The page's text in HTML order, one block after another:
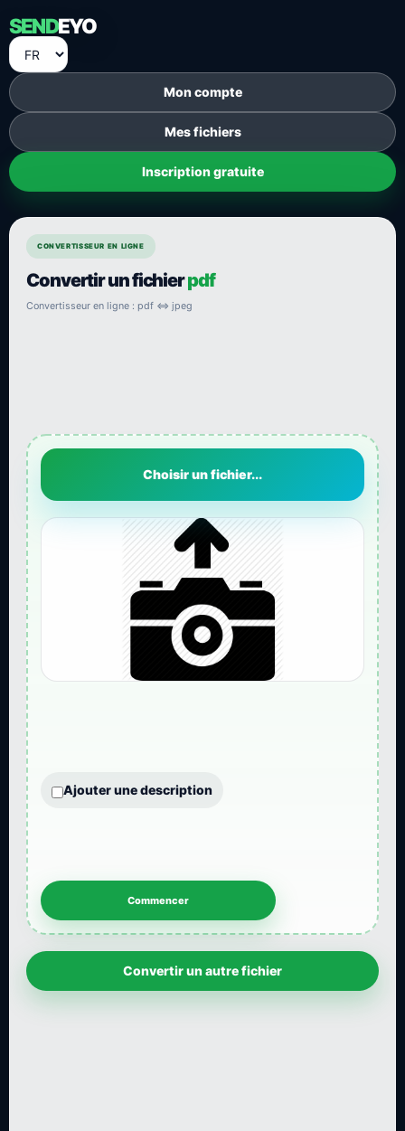
SENDEYO
Mon compte
Mes fichiers
Inscription gratuite
CONVERTISSEUR EN LIGNE
Convertir un fichierpdf
Convertisseur en ligne : pdf ⇔ jpeg
Choisir un fichier...
Ajouter une description
Convertir un autre fichier